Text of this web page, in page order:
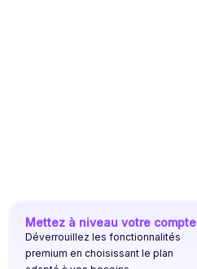
Mettez à niveau votre compte
Déverrouillez les fonctionnalités
premium en choisissant le plan